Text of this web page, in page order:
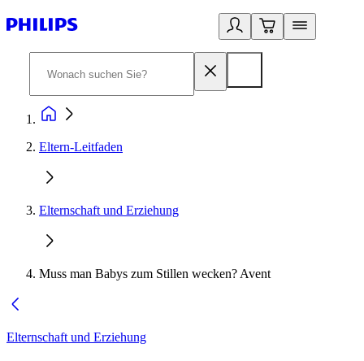
Eltern-Leitfaden
Elternschaft und Erziehung
Muss man Babys zum Stillen wecken? Avent
Elternschaft und Erziehung